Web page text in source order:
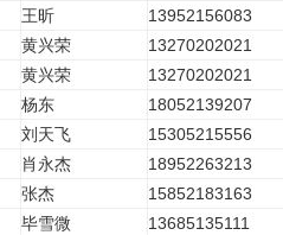
王昕
13952156083
黄兴荣
13270202021
黄兴荣
13270202021
杨东
18052139207
刘天飞 15305215556
肖永杰
18952263213
张杰
15852183163
毕雪微
13685135111